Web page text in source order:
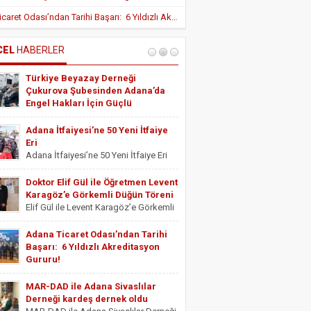
Teşvik Düzenlemesi ile Adana’da
Uygulanan Vergisel Avantajlar
HASTALIKLARI UZMANI DR. YUSUF
BİR BUZDAĞI
ASİYE UYANIK
Ayak Bakımı
Adana Ticaret Odası’ndan Tarihi Başarı: 6 Yıldızlı Akreditasyon Gururu!
HABERLER
Türkiye Beyazay Derneği
Çukurova Şubesinden Adana’da
Engel Hakları İçin Güçlü
Farkındalık Konferansı
Türkiye Beyazay Derneği Çukurova
Şubesinden Adana’da Engel Hakları
İçin Güçlü Farkındalık Konferansı
Şubesi tarafından düzenlenen
“Engellinin Engelli Haklarının Farkında
mıyız? Hak Bilinci, Erişilebilirlik ve
Toplumsal Farkındalık...
Adana İtfaiyesi’ne 50 Yeni İtfaiye
Eri
Adana İtfaiyesi’ne 50 Yeni İtfaiye Eri
Adana Büyükşehir Belediyesi İtfaiye
Daire Başkanlığı bünyesinde göreve
başlayacak 50 yeni itfaiye eri için
yemin töreni düzenlendi. Törene
Vekili...
Doktor Elif Gül ile Öğretmen Levent
Karagöz’e Görkemli Düğün Töreni
Elif Gül ile Levent Karagöz’e Görkemli
Düğün Töreni Serbest Muhasebeci
Mali Müşavir ve Adana Serbest
Muhasebeci Mali Müşavirler Odası
Saymanı Yurdagül Gül ile iş ve mali
tanıdığı...
Adana Ticaret Odası’ndan Tarihi
Başarı: 6 Yıldızlı Akreditasyon
Gururu!
Adana Ticaret Odası’ndan Tarihi
Başarı: 6 Yıldızlı Akreditasyon Gururu!
‎ADANA Ticaret Odası (ATO), üyelerine
MAR-DAD ile Adana Sivaslılar
Derneği kardeş dernek oldu